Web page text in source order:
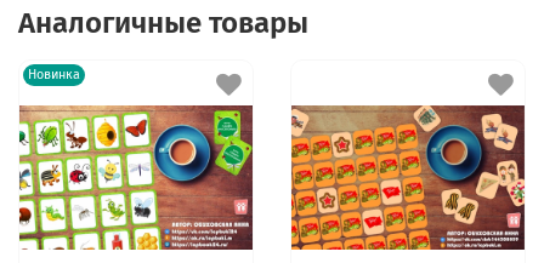
Аналогичные товары
Новинка